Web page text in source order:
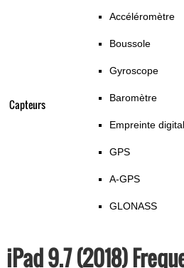
Capteurs
Accéléromètre
Boussole
Gyroscope
Baromètre
Empreinte
GPS
A-GPS
GLONASS
iPad 9.7 (2018)